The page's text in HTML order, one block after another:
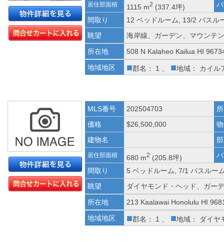
居住部面積 1115 m2 (337.4坪)
間取り
12 ベッドルーム, 13/2 バスル
眺望
海岸線、ガーデン、マウンテ
所在地
508 N Kalaheo Kailua HI
地域地区
■郡名： 1 、 ■地域： カイル
MLS番号 202504703
価格
$26,500,000
建物名
居住部面積 680 m2 (205.8坪)
間取り
5 ベッドルーム, 7/1 バスルー
眺望
ダイヤモンド・ヘッド、ガー
所在地
213 Kaalawai Honolulu HI
地域地区
■郡名： 1 、 ■地域： ダイヤ